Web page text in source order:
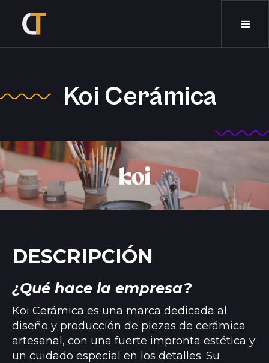
Koi Cerámica
DESCRIPCIÓN
¿Qué hace la empresa?
Koi Cerámica es una marca dedicada al
diseño y producción de piezas de cerámica
artesanal, con una fuerte impronta estética y
un cuidado especial en los detalles. Su